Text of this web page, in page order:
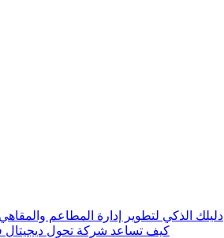
دليلك الذكي لتطوير إدارة المطاعم
كيف تساعد شركة تحول ديجيتال